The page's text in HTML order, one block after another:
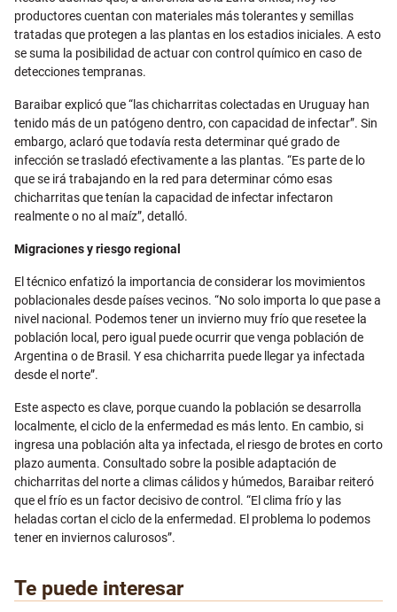
productores cuentan con materiales más tolerantes y semillas
tratadas que protegen a las plantas en los estadios iniciales. A esto
se suma la posibilidad de actuar con control químico en caso de
detecciones tempranas.
Baraibar explicó que “las chicharritas colectadas en Uruguay han
tenido más de un patógeno dentro, con capacidad de infectar”. Sin
embargo, aclaró que todavía resta determinar qué grado de
infección se trasladó efectivamente a las plantas. “Es parte de lo
que se irá trabajando en la red para determinar cómo esas
chicharritas que tenían la capacidad de infectar infectaron
realmente o no al maíz”, detalló.
Migraciones y riesgo regional
El técnico enfatizó la importancia de considerar los movimientos
poblacionales desde países vecinos. “No solo importa lo que pase a
nivel nacional. Podemos tener un invierno muy frío que resetee la
población local, pero igual puede ocurrir que venga población de
Argentina o de Brasil. Y esa chicharrita puede llegar ya infectada
desde el norte”.
Este aspecto es clave, porque cuando la población se desarrolla
localmente, el ciclo de la enfermedad es más lento. En cambio, si
ingresa una población alta ya infectada, el riesgo de brotes en corto
plazo aumenta. Consultado sobre la posible adaptación de
chicharritas del norte a climas cálidos y húmedos, Baraibar reiteró
que el frío es un factor decisivo de control. “El clima frío y las
heladas cortan el ciclo de la enfermedad. El problema lo podemos
tener en inviernos calurosos”.
Te puede interesar